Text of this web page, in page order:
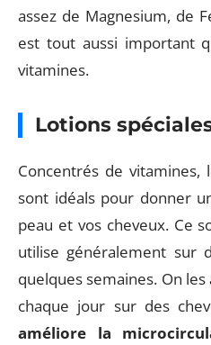
assez de Magnesium, de
est tout aussi important
vitamines.
Lotions
Concentrés de
sont idéals pour donner
peau et vos cheveux. Ce
utilise généralement sur
quelques semaines. On
chaque jour sur des
améliore la